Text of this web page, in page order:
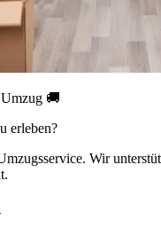
🚚
erleben?
Wir